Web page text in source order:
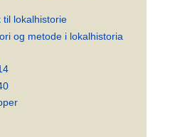
til lokalhistorie
og metode i lokalhistoria